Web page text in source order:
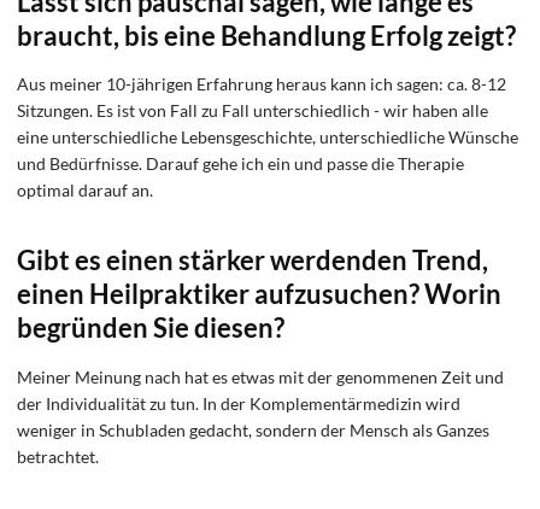
braucht, bis eine Behandlung Erfolg zeigt?
Aus meiner 10-jährigen Erfahrung heraus kann ich sagen: ca. 8-12
Sitzungen. Es ist von Fall zu Fall unterschiedlich - wir haben alle
eine unterschiedliche Lebensgeschichte, unterschiedliche Wünsche
und Bedürfnisse. Darauf gehe ich ein und passe die Therapie
optimal darauf an.
Gibt es einen stärker werdenden Trend,
einen Heilpraktiker aufzusuchen? Worin
begründen Sie diesen?
Meiner Meinung nach hat es etwas mit der genommenen Zeit und
der Individualität zu tun. In der Komplementärmedizin wird
weniger in Schubladen gedacht, sondern der Mensch als Ganzes
betrachtet.